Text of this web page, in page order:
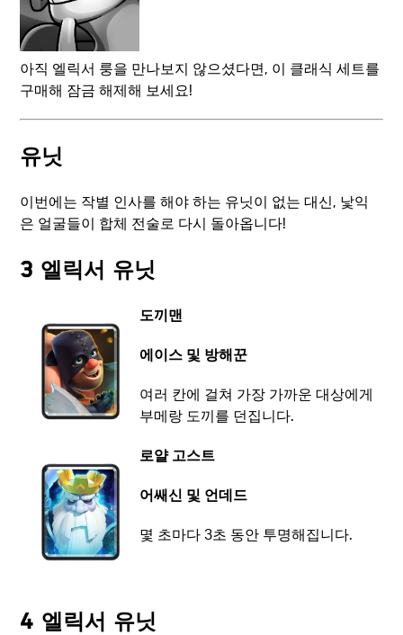
아직 엘릭서 룽을 만나보지 않으셨다면, 이 클래식 세트를
구매해 잠금 해제해 보세요!
유닛
이번에는 작별 인사를 해야 하는 유닛이 없는 대신, 낯익
은 얼굴들이 합체 전술로 다시 돌아옵니다!
3 엘릭서 유닛
도끼맨
에이스 및 방해꾼
여러 칸에 걸쳐 가장 가까운 대상에게
부메랑 도끼를 던집니다.
로얄 고스트
어쌔신 및 언데드
몇 초마다 3초 동안 투명해집니다.
4 엘릭서 유닛